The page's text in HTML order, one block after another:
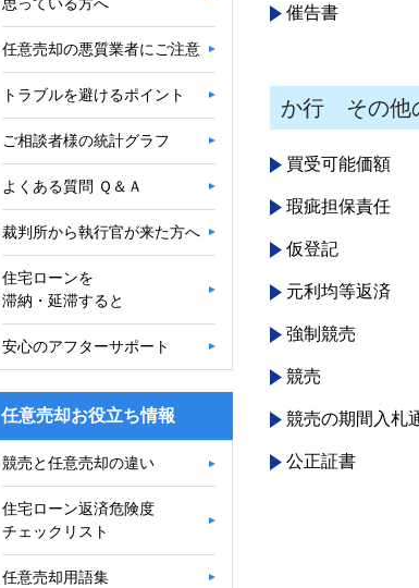
催告書
か行 その他
買受可能価額
瑕疵担保責任
仮登記
元利均等返済
強制競売
競売
競売の期間入札
公正証書
任意売却の悪質業者にご注意
トラブルを避けるポイント
ご相談者様の統計グラフ
よくある質問 Ｑ＆Ａ
裁判所から執行官が来た方へ
住宅ローンを
滞納・延滞すると
安心のアフターサポート
任意売却お役立ち情報
競売と任意売却の違い
住宅ローン返済危険度
チェックリスト
任意売却用語集